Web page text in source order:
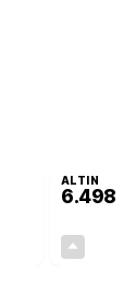
ALTIN
6.498